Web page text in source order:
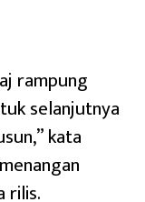
rampung
selanjutnya
kata
rilis.